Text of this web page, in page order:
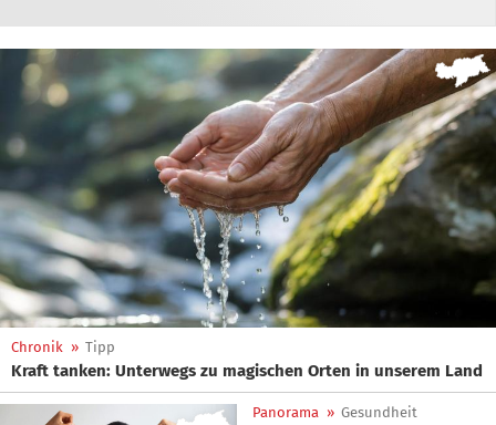
Chronik » Tipp
Kraft tanken: Unterwegs zu magischen Orten in unserem Land
Panorama » Gesundheit